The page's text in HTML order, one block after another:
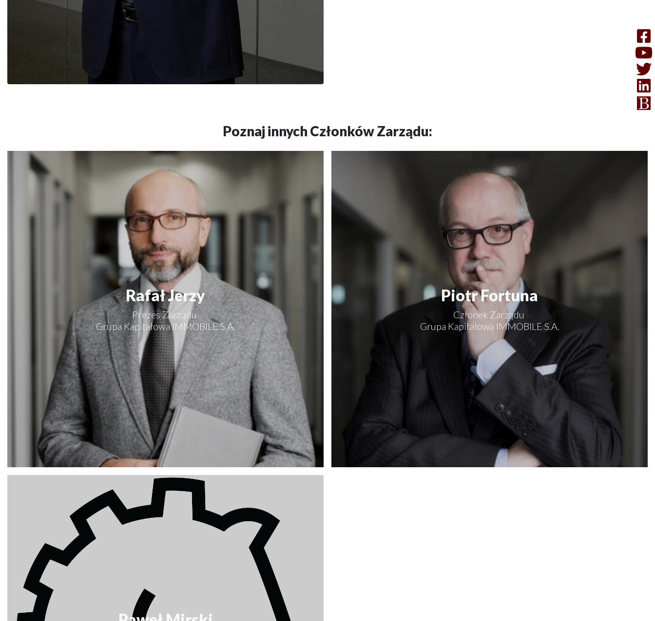
Poznaj innych Członków Zarządu:
Rafał Jerzy
Prezes Zarządu
Grupa Kapitałowa IMMOBILE S.A.
Rafał Jerzy
Piotr Fortuna
Członek Zarządu
Grupa Kapitałowa IMMOBILE S.A.